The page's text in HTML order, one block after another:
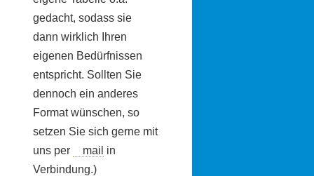
gedacht, sodass sie
dann wirklich Ihren
eigenen Bedürfnissen
entspricht. Sollten Sie
dennoch ein anderes
Format wünschen, so
setzen Sie sich gerne mit
uns per
mail in
Verbindung.)